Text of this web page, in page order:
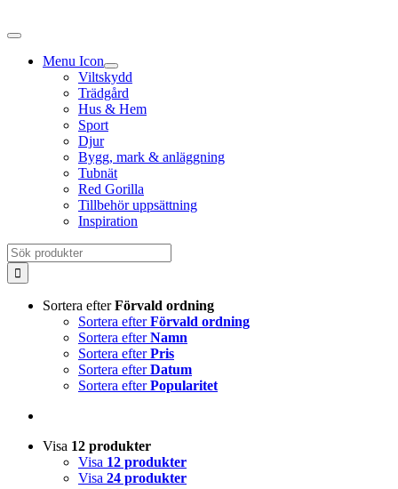
till
Menu Icon
Viltskydd
Trädgård
Hus & Hem
Sport
Djur
Bygg, mark & anläggning
Tubnät
Red Gorilla
Tillbehör uppsättning
Inspiration
Sök
efter:
Sortera efterFörvald ordning
Sortera efterFörvald ordning
Sortera efterNamn
Sortera efterPris
Sortera efterDatum
Sortera efterPopularitet
Visa 12 produkter
Visa 12 produkter
Visa 24 produkter